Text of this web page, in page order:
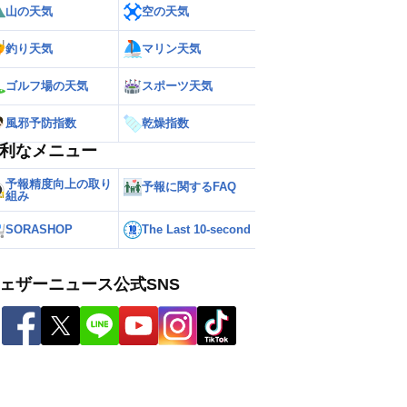
山の天気 空の天気
釣り天気 マリン天気
ゴルフ場の天気 スポーツ天気
風邪予防指数 乾燥指数
なメニュー
予報精度向上の取り
組み
予報に関するFAQ
SORASHOP The Last 10-second
ザーニュース公式SNS